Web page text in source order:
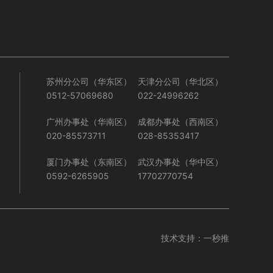
苏州分公司（华东区）
0512-57069680
天津分公司（华北区）
022-24996262
广州办事处（华南区）
020-85573711
成都办事处（西南区）
028-85353417
厦门办事处（东南区）
0592-6265905
武汉办事处（华中区）
17702770754
技术支持： 一秒推